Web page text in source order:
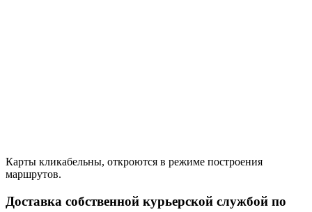
Карты кликабельны, откроются в режиме построения
маршрутов.
Доставка собственной курьерской службой по